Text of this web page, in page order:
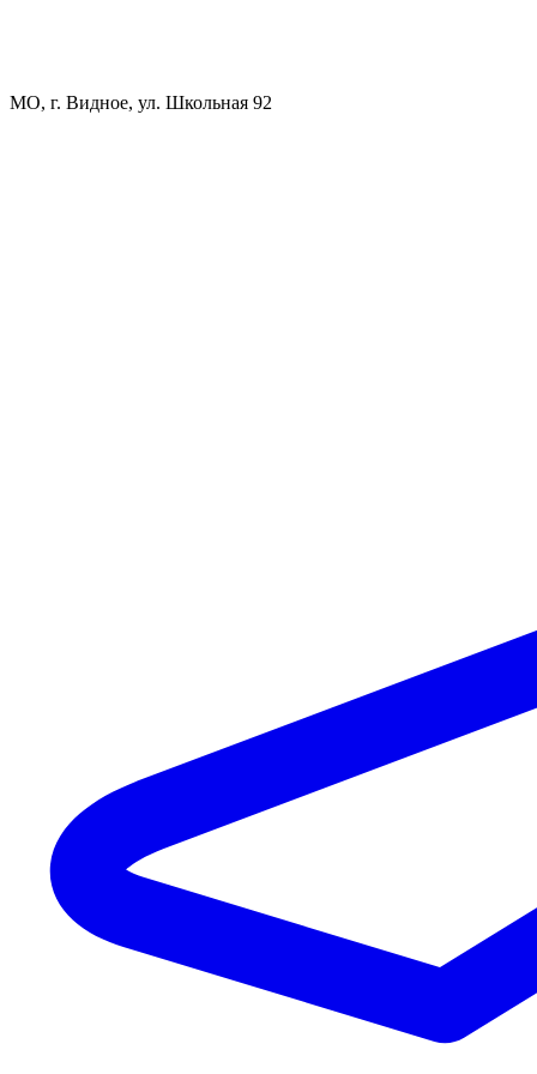
МО, г. Видное, ул. Школьная 92